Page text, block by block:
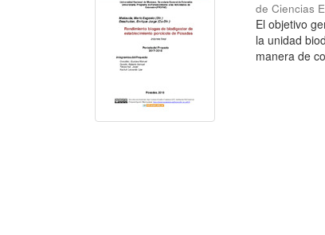
de Ciencias
El objetivo
la unidad
manera de